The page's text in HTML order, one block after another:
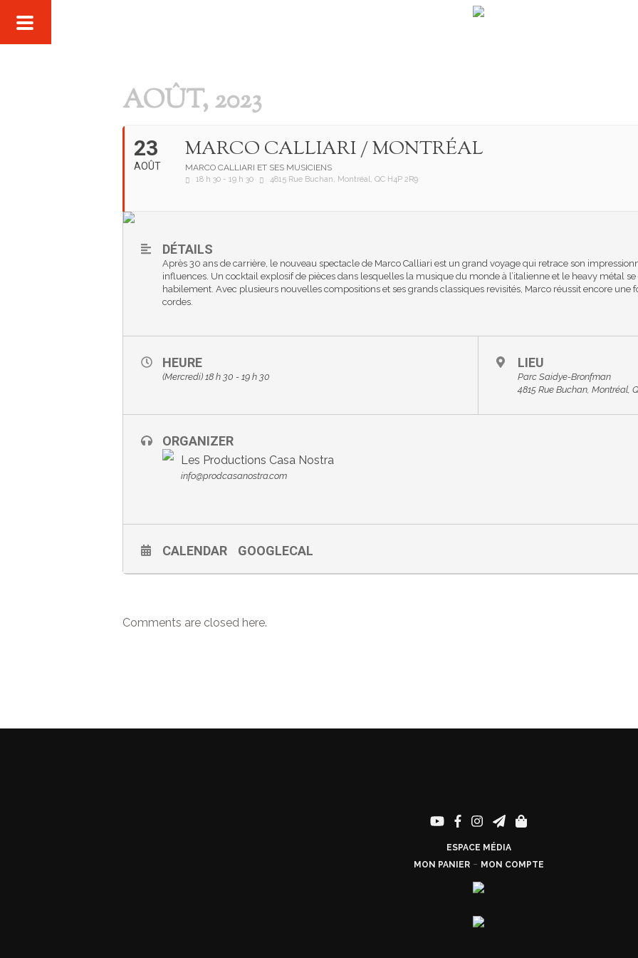
AOÛT, 2023
23
AOÛT
MARCO CALLIARI / MONTRÉAL
MARCO CALLIARI ET SES MUSICIENS
18 h 30 - 19 h 30 4815 Rue Buchan, Montréal, QC H4P 2R9
DÉTAILS
Après 30 ans de carrière, le nouveau spectacle de Marco Calliari est un grand voyage qui retrace son
influences. Un cocktail explosif de pièces dans lesquelles la musique du monde à l’italienne et le heavy métal
habilement. Avec plusieurs nouvelles compositions et ses grands classiques revisités, Marco réussit encore une
cordes.
HEURE
(Mercredi) 18 h 30 - 19 h 30
LIEU
Parc Saidye-Bronfman
4815 Rue Buchan, Montréal,
ORGANIZER
Les Productions Casa Nostra
info@prodcasanostra.com
CALENDAR GOOGLECAL
Comments are closed here.
ESPACE MÉDIA
MON PANIER- MON COMPTE